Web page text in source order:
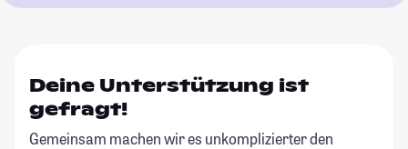
Deine Unterstützung ist
gefragt!
Gemeinsam machen wir es unkomplizierter den